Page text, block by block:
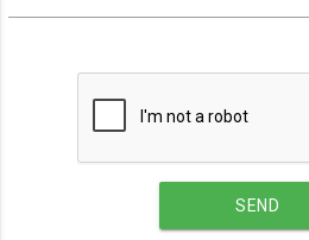
SEND